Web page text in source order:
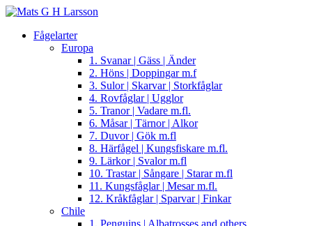
Fågelarter
Europa
1. Svanar | Gäss | Änder
2. Höns | Doppingar m.f
3. Sulor | Skarvar | Storkfåglar
4. Rovfåglar | Ugglor
5. Tranor | Vadare m.fl.
6. Måsar | Tärnor | Alkor
7. Duvor | Gök m.fl
8. Härfågel | Kungsfiskare m.fl.
9. Lärkor | Svalor m.fl
10. Trastar | Sångare | Starar m.fl
11. Kungsfåglar | Mesar m.fl.
12. Kråkfåglar | Sparvar | Finkar
Chile
1. Penguins | Albatrosses and others